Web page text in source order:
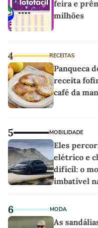
feira e
milhões
4 RECEITAS
Panqueca
receita
café da
5 MOBILIDADE
Eles
elétrico e
difícil: o
imbatível
6 MODA
As